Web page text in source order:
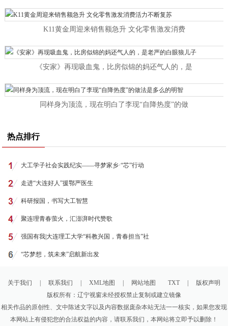
K11黄金周迎来销售额急升 文化零售激发消费
《安家》再现吸血鬼，比房似锦的妈还气人的，是
同样身为顶流，现在明白了李现“自降热度”的做
热点排行
大工学子社会实践纪实——寻梦家乡·“芯”行动
走进“大连好人”援鄂严医生
科研报国，书写大工智慧
聚连理青春萤火，汇澎湃时代赞歌
强国有我|大连理工大学“科教兴国，青春担当”社
“芯梦想，筑未来”启航新出发
关于我们 联系我们 XML地图 网站地图 TXT
版权声明
版权所有：辽宁视窗未经授权禁止复制或建立镜像
相关作品的原创性、文中陈述文字以及内容数据庞杂本站无法一一核实，如果您发现
本网站上有侵犯您的合法权益的内容，请联系我们，本网站将立即予以删除！